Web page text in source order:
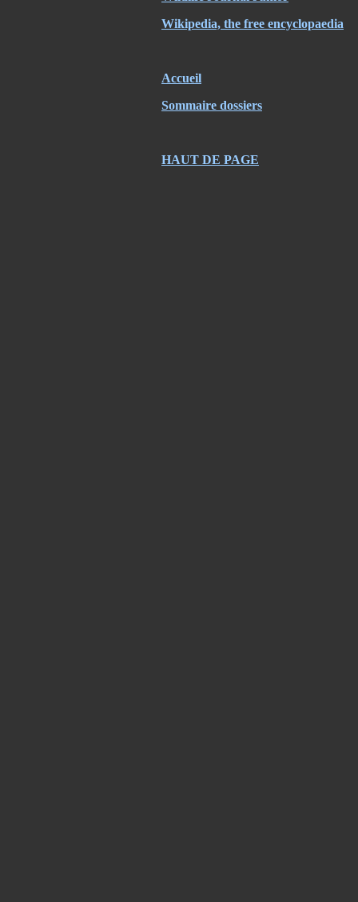
Wikipedia, the free encyclopaedia
Accueil
Sommaire dossiers
HAUT DE PAGE